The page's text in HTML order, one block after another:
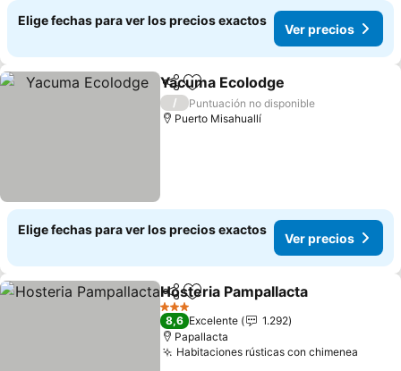
Elige fechas para ver los precios exactos
Ver precios
Compartir
Agregar a favoritos
Yacuma Ecolodge
/
Puntuación no disponible
Puerto Misahuallí
Elige fechas para ver los precios exactos
Ver precios
CompartirAgregar a favoritos
Hosteria Pampallacta
3 Estrellas
8,6 Excelente
1.292
Papallacta
Habitaciones rústicas con chimenea